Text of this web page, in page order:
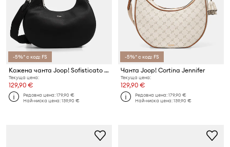
-5%* с код: FS
Кожена чанта Joop! Sofisticato Aja
Текуща цена:
129,90 €
Редовна цена:179,90 €
Най-ниска цена:139,90 €
-5%* с код: FS
Чанта Joop! Cortina Jennifer
Текуща цена:
129,90 €
Редовна цена:179,90 €
Най-ниска цена:139,90 €